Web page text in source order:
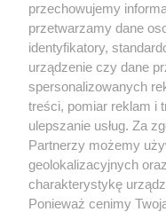
przechowujemy
przetwarzamy dane
identyfikatory,
urządzenie czy dane
spersonalizowanych
treści, pomiar reklam i
ulepszanie usług. Za
Partnerzy możemy
geolokalizacyjnych
charakterystykę
Ponieważ cenimy